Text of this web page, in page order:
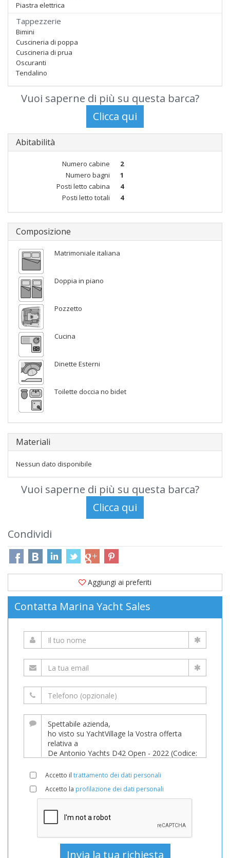
Piastra elettrica
Tappezzerie
Bimini
Cuscineria di poppa
Cuscineria di prua
Oscuranti
Tendalino
Vuoi saperne di più su questa barca?
Abitabilità
Numero cabine
2
Numero bagni
1
Posti letto cabina
4
Posti letto totali
4
Composizione
Matrimoniale italiana
Doppia in piano
Pozzetto
Cucina
Dinette Esterni
Toilette doccia no bidet
Materiali
Nessun dato disponibile
Vuoi saperne di più su questa barca?
Condividi
Aggiungi ai preferiti
Contatta Marina Yacht Sales
Accetto il trattamento dei dati personali
Accetto la profilazione dei dati personali